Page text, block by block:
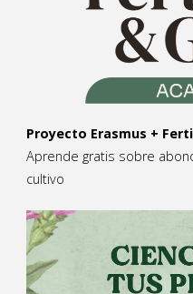
Proyecto Erasmus +
Aprende gratis sobre
cultivo